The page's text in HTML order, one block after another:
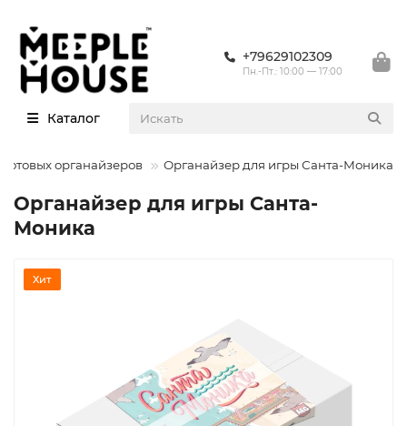
+79629102309
Пн.-Пт.: 10:00 — 17:00
Каталог
органайзеров Органайзер для игры Санта-Моника
Органайзер для игры Санта-
Моника
Хит